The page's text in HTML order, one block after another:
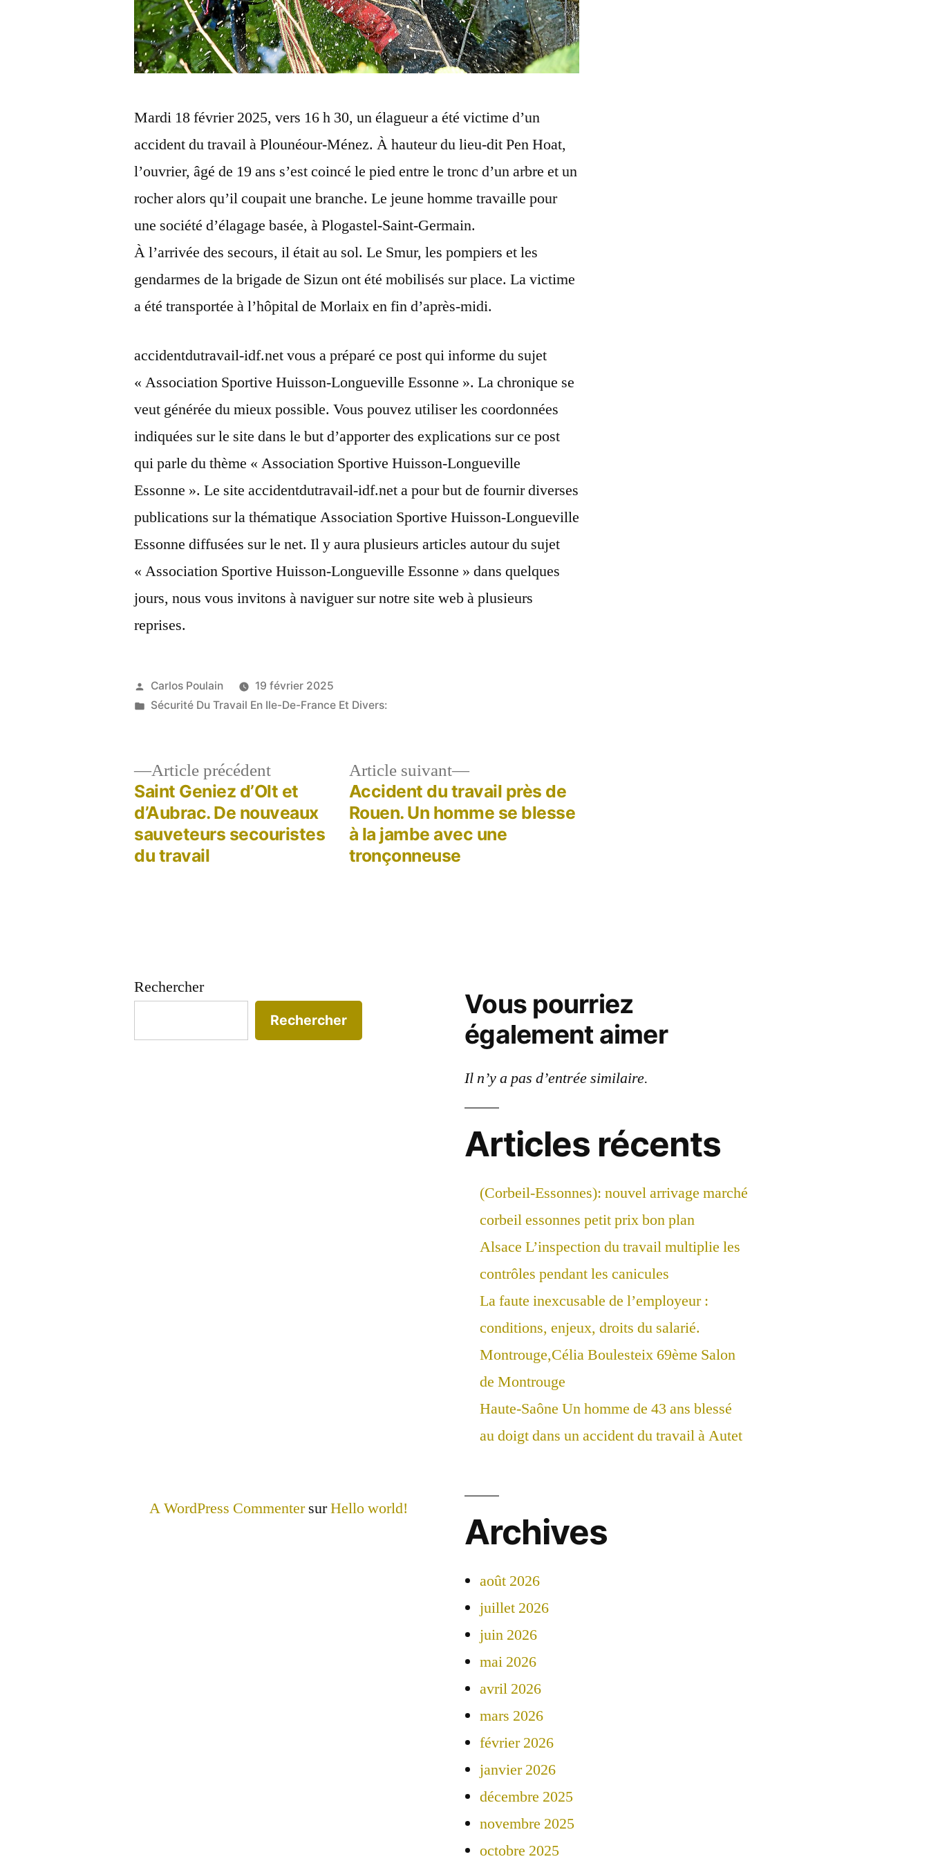
Mardi 18 février 2025, vers 16 h 30, un élagueur a été victime d’un
accident du travail à Plounéour-Ménez. À hauteur du lieu-dit Pen Hoat,
l’ouvrier, âgé de 19 ans s’est coincé le pied entre le tronc d’un arbre et un
rocher alors qu’il coupait une branche. Le jeune homme travaille pour
une société d’élagage basée, à Plogastel-Saint-Germain.
À l’arrivée des secours, il était au sol. Le Smur, les pompiers et les
gendarmes de la brigade de Sizun ont été mobilisés sur place. La victime
a été transportée à l’hôpital de Morlaix en fin d’après-midi.
accidentdutravail-idf.net vous a préparé ce post qui informe du sujet
« Association Sportive Huisson-Longueville Essonne ». La chronique se
veut générée du mieux possible. Vous pouvez utiliser les coordonnées
indiquées sur le site dans le but d’apporter des explications sur ce post
qui parle du thème « Association Sportive Huisson-Longueville
Essonne ». Le site accidentdutravail-idf.net a pour but de fournir diverses
publications sur la thématique Association Sportive Huisson-Longueville
Essonne diffusées sur le net. Il y aura plusieurs articles autour du sujet
« Association Sportive Huisson-Longueville Essonne » dans quelques
jours, nous vous invitons à naviguer sur notre site web à plusieurs
reprises.
Publié
par
Carlos Poulain
19 février 2025
Publié
Sécurité Du Travail En Ile-De-France Et Divers:
Navigation
Article précédentArticle
précédent :
Saint Geniez d’Olt et
d’Aubrac. De nouveaux
sauveteurs secouristes
du travail
Article suivant
Article
suivant :
Accident du travail près de
Rouen. Un homme se blesse
à la jambe avec une
tronçonneuse
Rechercher
Rechercher
Vous pourriez
également aimer
Il n’y a pas d’entrée similaire.
Articles récents
(Corbeil-Essonnes): nouvel arrivage marché
corbeil essonnes petit prix bon plan
Alsace L’inspection du travail multiplie les
contrôles pendant les canicules
La faute inexcusable de l’employeur :
conditions, enjeux, droits du salarié.
Montrouge,Célia Boulesteix 69ème Salon
de Montrouge
Haute-Saône Un homme de 43 ans blessé
au doigt dans un accident du travail à Autet
A WordPress CommentersurHello world!
Archives
août 2026
juillet 2026
juin 2026
mai 2026
avril 2026
mars 2026
février 2026
janvier 2026
décembre 2025
novembre 2025
octobre 2025